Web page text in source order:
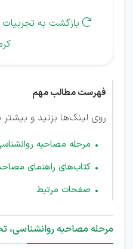
 بازگشت به
فهرست مطالب مهم
روی لینک‌ها بزنید و بیشتر
مرحله مصاحبه
کتاب‌های راهنمای
صفحات مرتبط
مرحله مصاحبه